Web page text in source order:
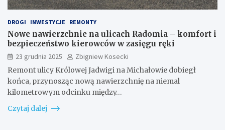
DROGI INWESTYCJE REMONTY
Nowe nawierzchnie na ulicach Radomia – komfort i
bezpieczeństwo kierowców w zasięgu ręki
23 grudnia 2025
Zbigniew Kosecki
Remont ulicy Królowej Jadwigi na Michałowie dobiegł
końca, przynosząc nową nawierzchnię na niemal
kilometrowym odcinku między…
Czytaj dalej